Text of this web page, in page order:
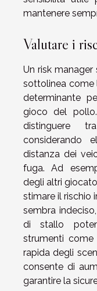
mantenere
Valutare i
Un risk
sottolinea come
determinante
gioco del
distinguere
considerando
distanza dei
fuga. Ad
degli altri
stimare il rischio
sembra
di stallo
strumenti come
rapida degli
consente di
garantire la